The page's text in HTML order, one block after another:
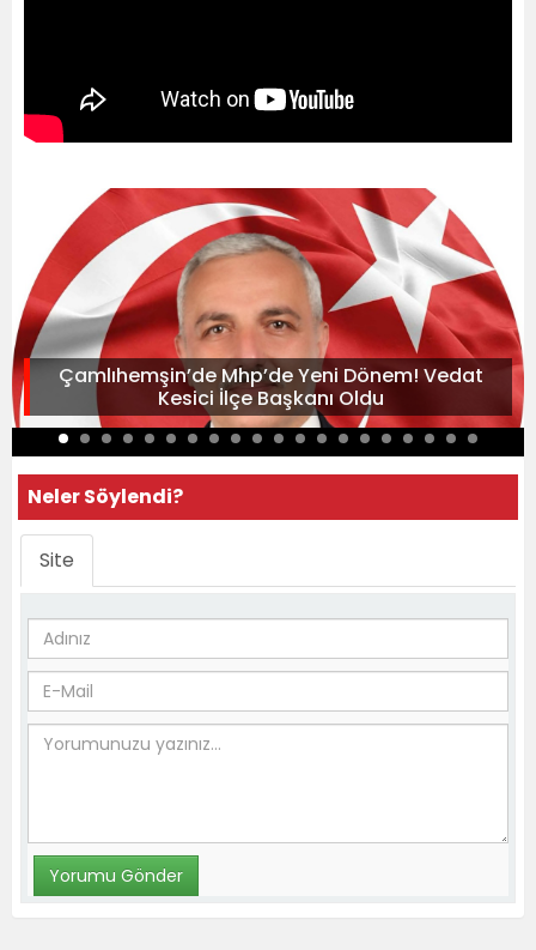
Çamlıhemşin’de Mhp’de Yeni Dönem! Vedat
Kesici İlçe Başkanı Oldu
Neler Söylendi?
Site